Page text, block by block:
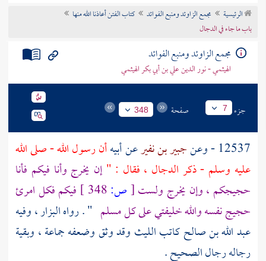
تراجم الأعلام
الرئيسية مجمع الزاوئد ومنبع الفوائد
كتاب الفتن أعاذنا الله منها
باب ما جاء في الدجال
مجمع الزاوئد ومنبع الفوائد
الهيثمي - نور الدين علي بن أبي بكر الهيثمي
جزء 7 صفحة 348
12537 - وعن جبير بن نفيرعن أبيهأن رسول الله - صلى الله
عليه وسلم - ذكر الدجال ، فقال : "إن يخرج وأنا فيكم فأنا
حجيجكم ، وإن يخرج ولست[ص:
فيكم فكل امرئ
حجيج نفسه والله خليفتي على كل مسلم " . رواهالبزار، وفيه
عبد الله بن صالحكاتبالليث وقد وثق وضعفه جماعة ، وبقية
رجاله رجال الصحيح .